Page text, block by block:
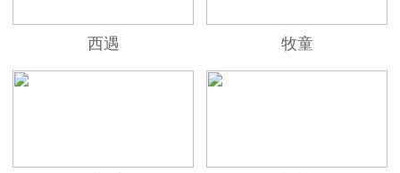
吸引宝宝兴趣的元素赋予鞋上，比如校园、娱
乐、生活等，让所研发的每一款产品都与其设计
西遇 牧童